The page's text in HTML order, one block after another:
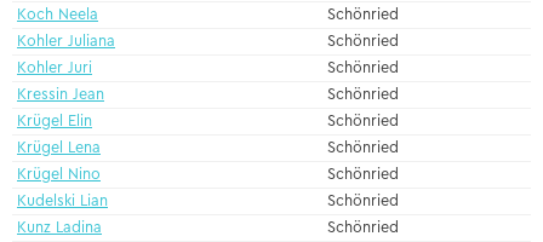
Koch Neela
Schönried
Kohler Juliana
Schönried
Kohler Juri
Schönried
Kressin Jean
Schönried
Krügel Elin
Schönried
Krügel Lena
Schönried
Krügel Nino
Schönried
Kudelski Lian
Schönried
Kunz Ladina
Schönried